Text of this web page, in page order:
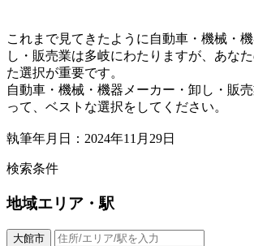
これまで見てきたように自動車・機械・
し・販売業は多岐にわたりますが、あな
た選択が重要です。
自動車・機械・機器メーカー・卸し・販
って、ベストな選択をしてください。
執筆年月日：2024年11月29日
検索条件
地域エリア・駅
大館市